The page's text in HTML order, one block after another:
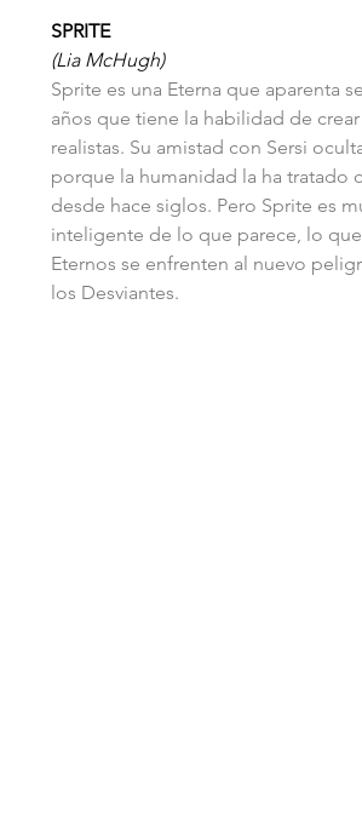
SPRITE
(Lia McHugh)
Sprite es una Eterna que aparenta
años que tiene la habilidad de
realistas. Su amistad con Sersi
porque la humanidad la ha tratado
desde hace siglos. Pero Sprite es
inteligente de lo que parece, lo
Eternos se enfrenten al nuevo
los Desviantes.